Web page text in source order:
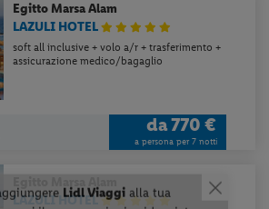
Egitto Marsa Alam
LAZULI HOTEL
soft all inclusive + volo a/r + trasferimento +
assicurazione medico/bagaglio
da770 €
a persona per 7 notti
LAZULI HOTEL